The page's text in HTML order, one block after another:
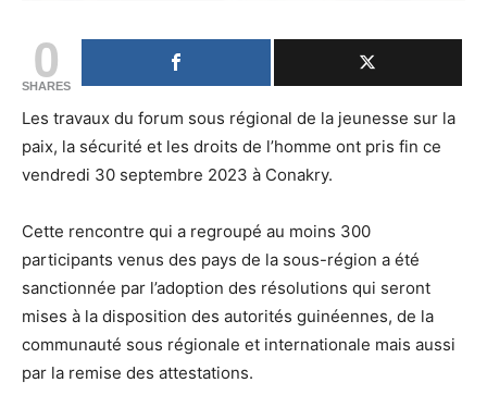
0
SHARES
Les travaux du forum sous régional de la jeunesse sur la
paix, la sécurité et les droits de l’homme ont pris fin ce
vendredi 30 septembre 2023 à Conakry.
Cette rencontre qui a regroupé au moins 300
participants venus des pays de la sous-région a été
sanctionnée par l’adoption des résolutions qui seront
mises à la disposition des autorités guinéennes, de la
communauté sous régionale et internationale mais aussi
par la remise des attestations.